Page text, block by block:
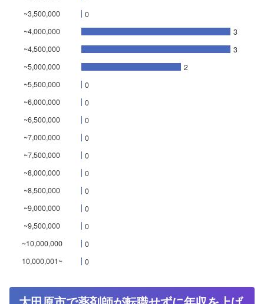
~3,500,000
0
~4,000,000
3
~4,500,000
3
~5,000,000
2
~5,500,000
0
~6,000,000
0
~6,500,000
0
~7,000,000
0
~7,500,000
0
~8,000,000
0
~8,500,000
0
~9,000,000
0
~9,500,000
0
~10,000,000
0
10,000,001~
0